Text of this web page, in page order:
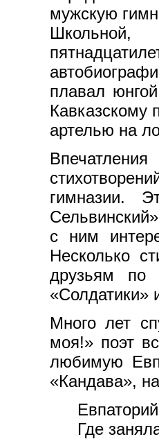
мужскую
плавал
артелью на
гимназии.
с ним
Несколько
друзьям по
«Солдатики»
Много лет
моя!» поэт
любимую
«Кандава»,
Где